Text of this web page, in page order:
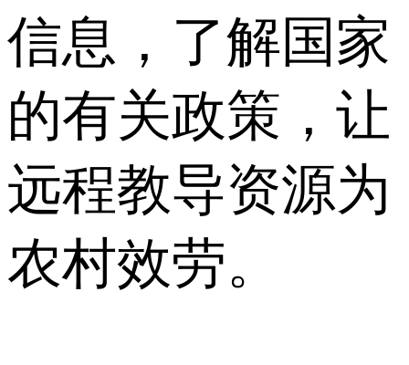
信息，了解国家
的有关政策，让
远程教导资源为
农村效劳。